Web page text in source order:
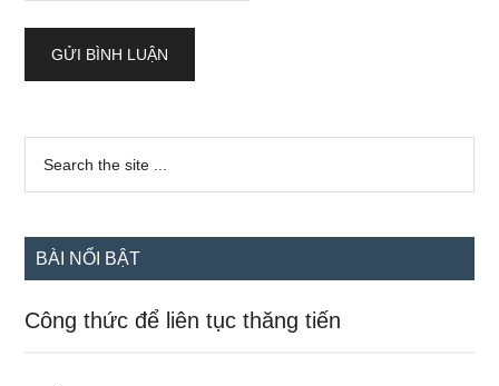
Sidebar
chính
...
BÀI NỔI BẬT
Công thức để liên tục thăng tiến